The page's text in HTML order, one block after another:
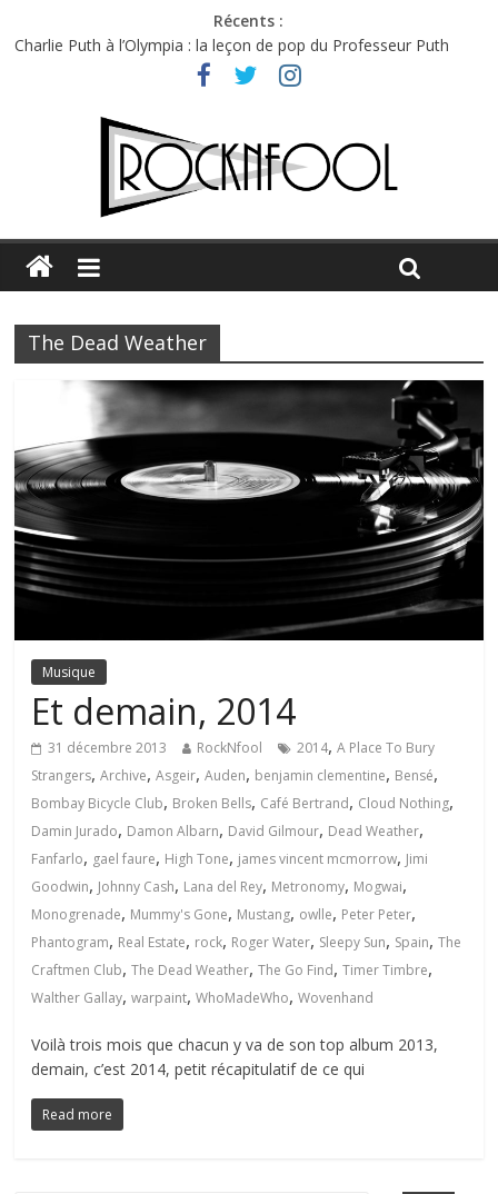
Récents :
Charlie Puth à l’Olympia : la leçon de pop du Professeur Puth
Festival Triptyque : un nouveau festival de musique indépendant
Hellfest 2026 vendredi : température et émotions en hausse
Hellfest 2026 jeudi : impossible de choisir entre chaleur et bonne
Première édition du Midgard Festival : entre bière, métal et
The Dead Weather
Musique
Et demain, 2014
31 décembre 2013 RockNfool 2014,A Place To Bury
Strangers,Archive,Asgeir,Auden, benjamin clementine, Bensé,
Bombay Bicycle Club, Broken Bells, Café Bertrand, Cloud Nothing,
Damin Jurado, Damon Albarn, David Gilmour, Dead Weather,
Fanfarlo, gael faure, High Tone, james vincent mcmorrow, Jimi
Goodwin, Johnny Cash, Lana del Rey, Metronomy, Mogwai,
Monogrenade, Mummy's Gone, Mustang, owlle, Peter Peter,
Phantogram, Real Estate, rock, Roger Water, Sleepy Sun, Spain,The
Craftmen Club,The Dead Weather,The Go Find,Timer Timbre,
Walther Gallay,warpaint,WhoMadeWho,Wovenhand
Voilà trois mois que chacun y va de son top album 2013,
demain, c’est 2014, petit récapitulatif de ce qui
Read more